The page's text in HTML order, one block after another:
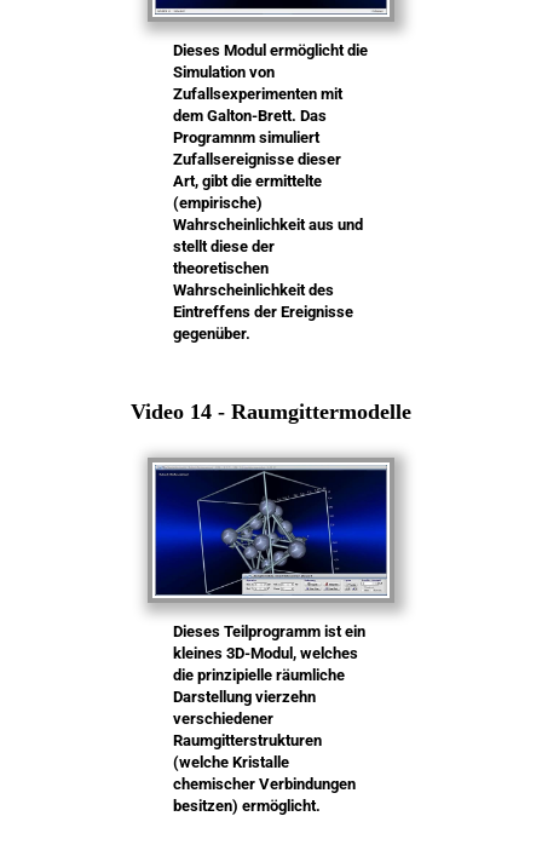
Dieses Modul ermöglicht die
Simulation von
Zufallsexperimenten mit
dem Galton-Brett. Das
Programnm simuliert
Zufallsereignisse dieser
Art, gibt die ermittelte
(empirische)
Wahrscheinlichkeit aus und
stellt diese der
theoretischen
Wahrscheinlichkeit des
Eintreffens der Ereignisse
gegenüber.
Video 14 - Raumgittermodelle
Dieses Teilprogramm ist ein
kleines 3D-Modul, welches
die prinzipielle räumliche
Darstellung vierzehn
verschiedener
Raumgitterstrukturen
(welche Kristalle
chemischer Verbindungen
besitzen) ermöglicht.